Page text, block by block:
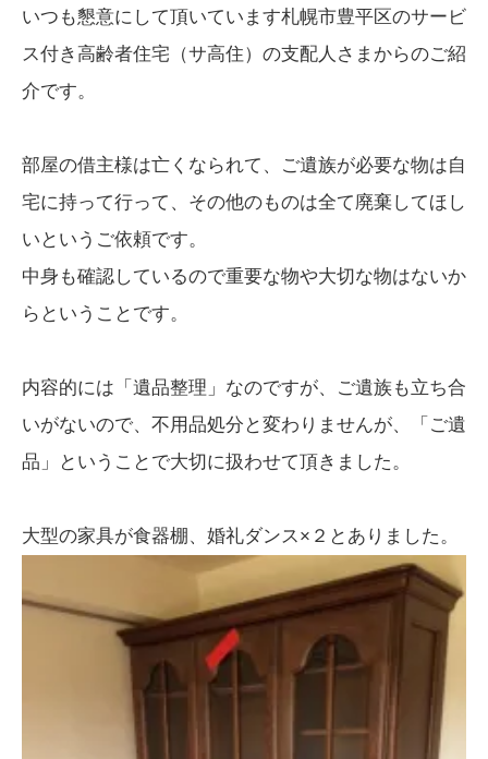
いつも懇意にして頂いています札幌市豊平区のサービ
ス付き高齢者住宅（サ高住）の支配人さまからのご紹
介です。
部屋の借主様は亡くなられて、ご遺族が必要な物は自
宅に持って行って、その他のものは全て廃棄してほし
いというご依頼です。
中身も確認しているので重要な物や大切な物はないか
らということです。
内容的には「遺品整理」なのですが、ご遺族も立ち合
いがないので、不用品処分と変わりませんが、「ご遺
品」ということで大切に扱わせて頂きました。
大型の家具が食器棚、婚礼ダンス×２とありました。